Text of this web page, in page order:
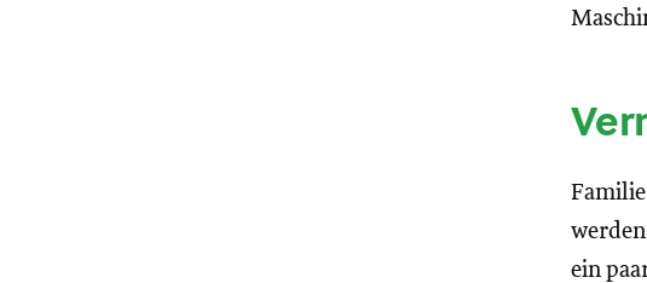
ein